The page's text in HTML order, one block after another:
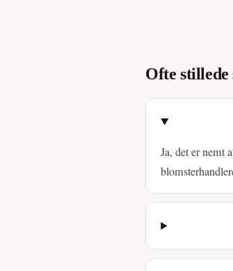
Ofte stillede
Ja, det er nemt